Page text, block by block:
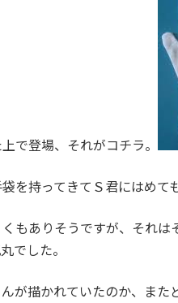
で登場、それがコチラ。
を持ってきてＳ君にはめて
もありそうですが、それは
でした。
が描かれていたのか、また